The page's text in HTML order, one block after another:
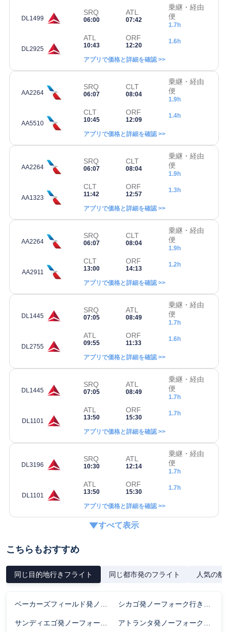
DL1499
SRQ
06:00
ATL
07:42
乗継・経由
便
1.7h
DL2925
ATL
10:43
ORF
12:20
1.6h
アプリで価格と詳細を確認 >>
AA2264
SRQ
06:07
CLT
08:04
乗継・経由
便
1.9h
AA5510
CLT
10:45
ORF
12:09
1.4h
アプリで価格と詳細を確認 >>
AA2264
SRQ
06:07
CLT
08:04
乗継・経由
便
1.9h
AA1323
CLT
11:42
ORF
12:57
1.3h
アプリで価格と詳細を確認 >>
AA2264
SRQ
06:07
CLT
08:04
乗継・経由
便
1.9h
AA2911
CLT
13:00
ORF
14:13
1.2h
アプリで価格と詳細を確認 >>
DL1445
SRQ
07:05
ATL
08:49
乗継・経由
便
1.7h
DL2755
ATL
09:55
ORF
11:33
1.6h
アプリで価格と詳細を確認 >>
DL1445
SRQ
07:05
ATL
08:49
乗継・経由
便
1.7h
DL1101
ATL
13:50
ORF
15:30
1.7h
アプリで価格と詳細を確認 >>
DL3196
SRQ
10:30
ATL
12:14
乗継・経由
便
1.7h
DL1101
ATL
13:50
ORF
15:30
1.7h
アプリで価格と詳細を確認 >>
すべて表示
こちらもおすすめ
同じ目的地行きフライト 同じ都市発のフライト 人気の航